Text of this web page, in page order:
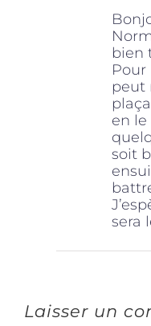
bien
peut
en
soit
sera
Laisser un